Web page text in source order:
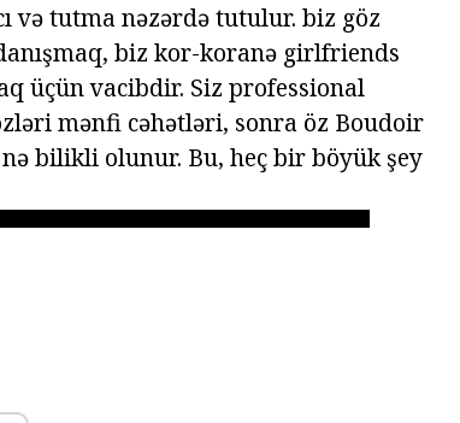
və tutma nəzərdə tutulur. biz göz
biz kor-koranə girlfriends
üçün vacibdir. Siz professional
mənfi cəhətləri, sonra öz Boudoir
bilikli olunur. Bu, heç bir böyük şey